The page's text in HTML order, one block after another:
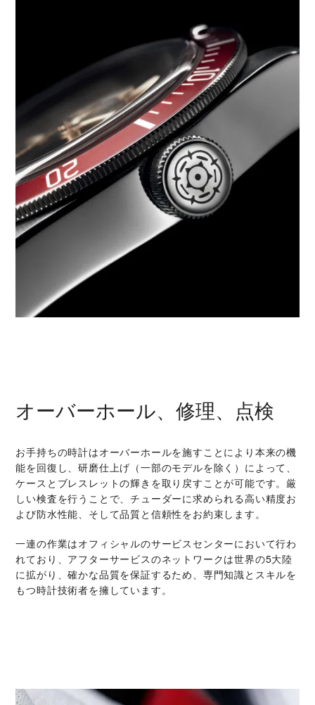
オーバーホール、修理、点検
お手持ちの時計はオーバーホールを施すことにより本来の機
能を回復し、研磨仕上げ（一部のモデルを除く）によって、
ケースとブレスレットの輝きを取り戻すことが可能です。厳
しい検査を行うことで、チューダーに求められる高い精度お
よび防水性能、そして品質と信頼性をお約束します。
一連の作業はオフィシャルのサービスセンターにおいて行わ
れており、アフターサービスのネットワークは世界の5大陸
に拡がり、確かな品質を保証するため、専門知識とスキルを
もつ時計技術者を擁しています。